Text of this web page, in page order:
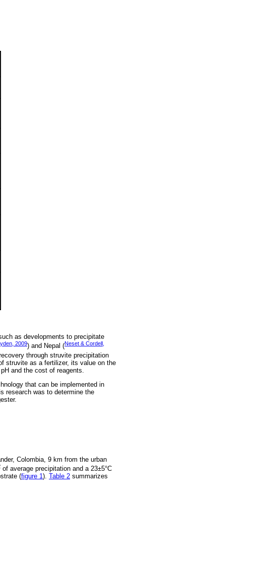
as developments to precipitate
2009) and Nepal (Neset & Cordell,
through struvite precipitation
struvite as a fertilizer, its value on the
and the cost of reagents.
that can be implemented in
research was to determine the
Colombia, 9 km from the urban
of average precipitation and a 23±5°C
(figure 1 ). Table 2 summarizes